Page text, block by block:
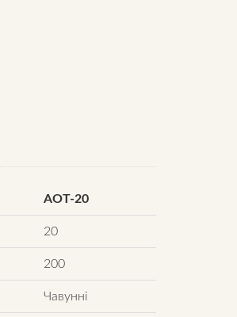
АОТ-20
20
200
Чавунні